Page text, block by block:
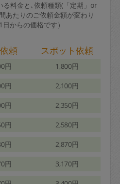
る料金と､依頼種類(「定期」or
あたりのご依頼金額が変わり
からの価格です）
頼 スポット依頼
円 1,800円
円 2,100円
円 2,350円
円 2,580円
円 2,870円
円 3,170円